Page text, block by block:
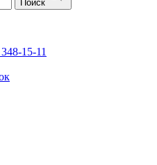
Поиск
15-11